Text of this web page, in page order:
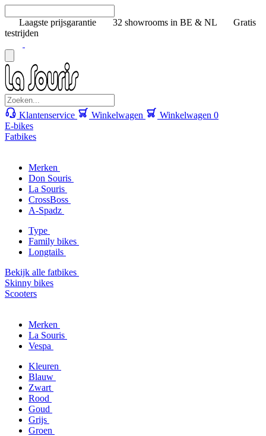
Laagste prijsgarantie 32 showrooms in BE & NL
Gratis
testrijden
Klantenservice Winkelwagen Winkelwagen 0
E-bikes
Fatbikes
Merken
Don Souris
La Souris
CrossBoss
A-Spadz
Type
Family bikes
Longtails
Bekijk alle fatbikes
Skinny bikes
Scooters
Merken
La Souris
Vespa
Kleuren
Blauw
Zwart
Rood
Goud
Grijs
Groen